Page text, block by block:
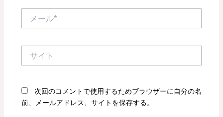
次回のコメントで使用するためブラウザーに自分の名
前、メールアドレス、サイトを保存する。